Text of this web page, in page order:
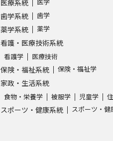
学問のミニ講義「
ユーザーサポー
Ｑ＆Ａ よくあるご
資料の料金のお支払
個人情報取扱規定
医療系統
歯学系統 歯学
薬学系統 薬学
看護・医療技術系統
看護学 医療技術
保険・福祉系統 保険・福祉学
家政・生活系統
食物・栄養学 被服学 児童学
スポーツ・健康系統 スポーツ・健